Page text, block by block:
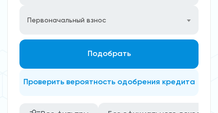
Первоначальный взнос
Подобрать
Проверить вероятность одобрения кредита